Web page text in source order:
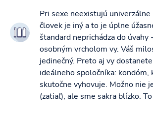
Pri sexe neexistujú univerzálne
človek je iný a to je úplne
štandard neprichádza do úvahy
osobným vrcholom vy. Váš
jedinečný. Preto aj vy
ideálneho spoločníka: kondóm,
skutočne vyhovuje. Možno nie
(zatiaľ), ale sme sakra blízko.